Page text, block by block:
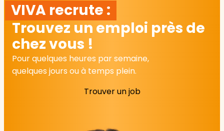
VIVA recrute :
Trouvez un emploi près de
chez vous !
Pour quelques heures par semaine,
quelques jours ou à temps plein.
Trouver un job